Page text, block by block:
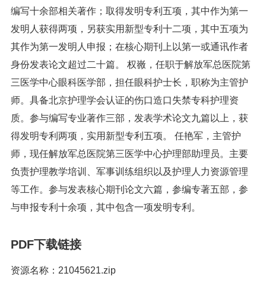
编写十余部相关著作；取得发明专利五项，其中作为第一
发明人获得两项，另获实用新型专利十二项，其中五项为
其作为第一发明人申报；在核心期刊上以第一或通讯作者
身份发表论文超过二十篇。 权嶶，任职于解放军总医院第
三医学中心眼科医学部，担任眼科护士长，职称为主管护
师。具备北京护理学会认证的伤口造口失禁专科护理资
质。参与编写专业著作三部，发表学术论文九篇以上，获
得发明专利两项，实用新型专利五项。 任艳军，主管护
师，现任解放军总医院第三医学中心护理部助理员。主要
负责护理教学培训、军事训练组织以及护理人力资源管理
等工作。参与发表核心期刊论文六篇，参编专著五部，参
与申报专利十余项，其中包含一项发明专利。
PDF下载链接
资源名称：21045621.zip